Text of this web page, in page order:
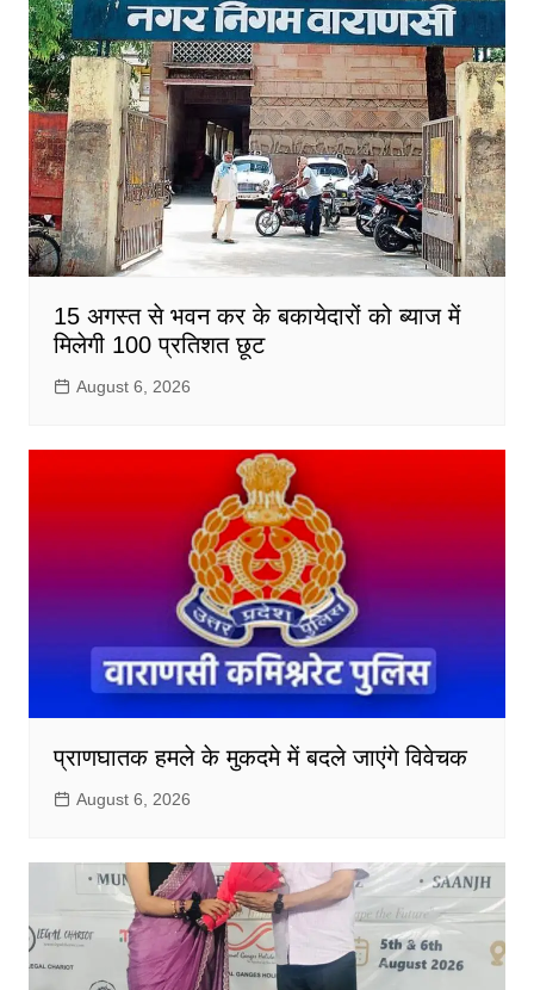
15 अगस्त से भवन कर के बकायेदारों को ब्याज में
मिलेगी 100 प्रतिशत छूट
August 6, 2026
प्राणघातक हमले के मुकदमे में बदले जाएंगे विवेचक
August 6, 2026